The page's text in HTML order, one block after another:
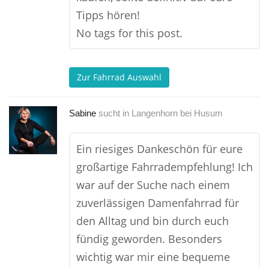
Tipps hören!
No tags for this post.
Zur Fahrrad Auswahl
Sabine sucht in Langenhorn bei Husum
Ein riesiges Dankeschön für eure
großartige Fahrradempfehlung! Ich
war auf der Suche nach einem
zuverlässigen Damenfahrrad für
den Alltag und bin durch euch
fündig geworden. Besonders
wichtig war mir eine bequeme